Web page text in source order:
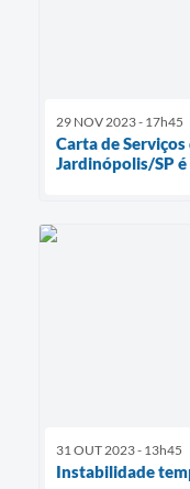
29 NOV 2023 - 17h45
Carta de
Jardinópolis/SP
31 OUT 2023 - 13h45
Instabilidade